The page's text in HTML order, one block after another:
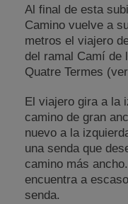
Al final de esta
Camino vuelve a
metros el viajero
del ramal Camí de
Quatre Termes
El viajero gira a la
camino de gran
nuevo a la
una senda que
camino más
encuentra a
senda.